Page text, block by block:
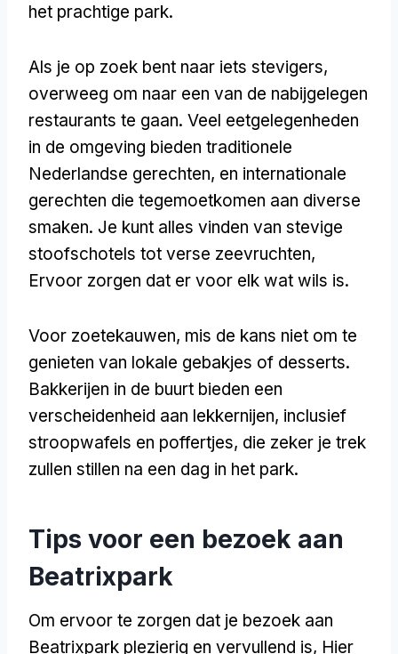
het prachtige park.
Als je op zoek bent naar iets stevigers,
overweeg om naar een van de nabijgelegen
restaurants te gaan. Veel eetgelegenheden
in de omgeving bieden traditionele
Nederlandse gerechten, en internationale
gerechten die tegemoetkomen aan diverse
smaken. Je kunt alles vinden van stevige
stoofschotels tot verse zeevruchten,
Ervoor zorgen dat er voor elk wat wils is.
Voor zoetekauwen, mis de kans niet om te
genieten van lokale gebakjes of desserts.
Bakkerijen in de buurt bieden een
verscheidenheid aan lekkernijen, inclusief
stroopwafels en poffertjes, die zeker je trek
zullen stillen na een dag in het park.
Tips voor een bezoek aan
Beatrixpark
Om ervoor te zorgen dat je bezoek aan
Beatrixpark plezierig en vervullend is, Hier